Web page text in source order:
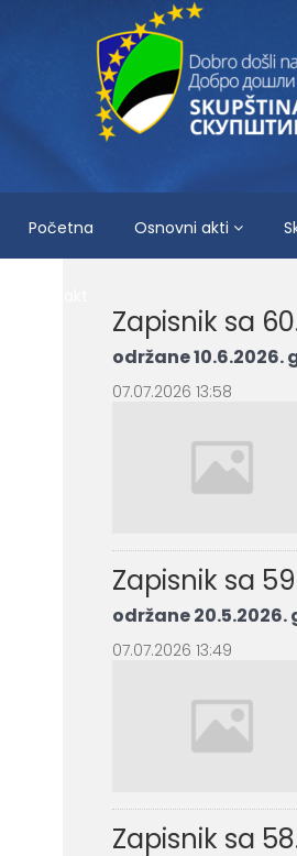
Početna Osnovni akti
Zapisnik sa
održane 10.6.2026.
07.07.2026 13:58
Zapisnik sa
održane 20.5.2026.
07.07.2026 13:49
Zapisnik sa